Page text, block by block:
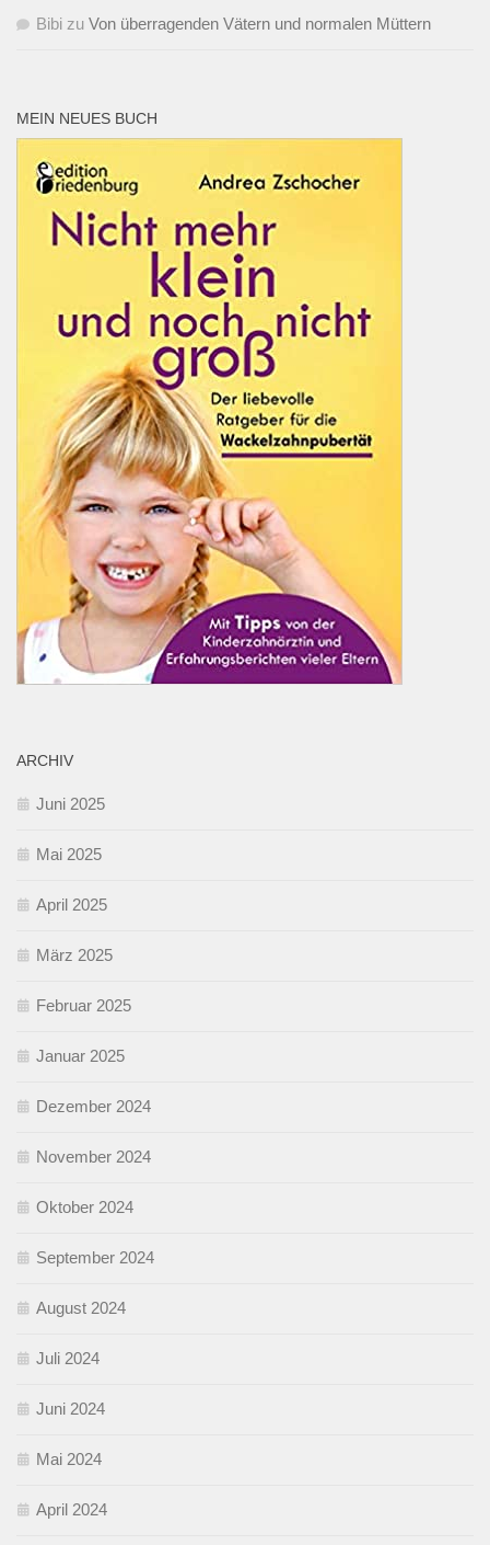
Bibi zu Von überragenden Vätern und normalen Müttern
MEIN NEUES BUCH
ARCHIV
Juni 2025
Mai 2025
April 2025
März 2025
Februar 2025
Januar 2025
Dezember 2024
November 2024
Oktober 2024
September 2024
August 2024
Juli 2024
Juni 2024
Mai 2024
April 2024